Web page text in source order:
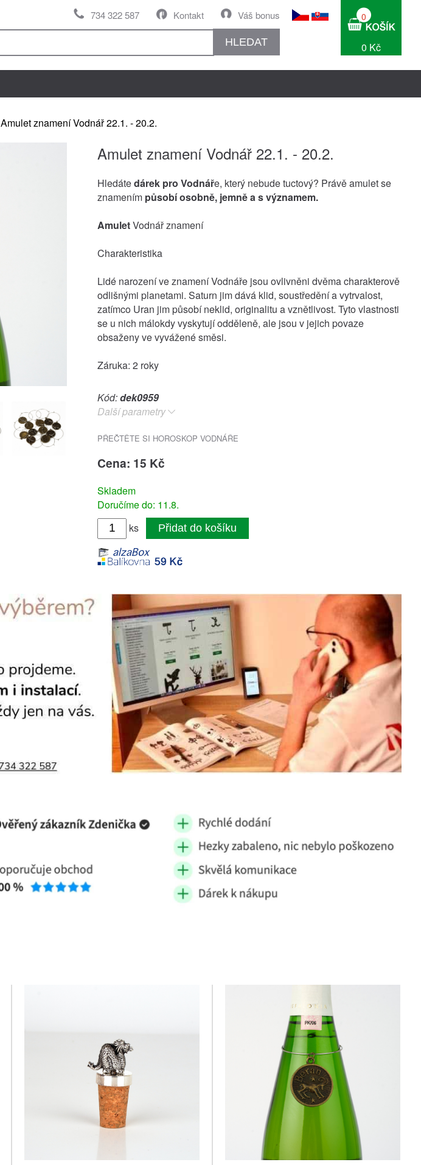
Váš bonus
Kontakt
734 322 587
HLEDAT
0
0 Kč
Amulet znamení Vodnář 22.1. - 20.2.
Amulet znamení Vodnář 22.1. - 20.2.
Hledátedárek pro Vodnáře, který nebude tuctový? Právě amulet se
znamením působí osobně, jemně a s významem.
AmuletVodnář znamení
Charakteristika
Lidé narození ve znamení Vodnáře jsou ovlivněni dvěma charakterově
odlišnými planetami. Saturn jim dává klid, soustředění a vytrvalost,
zatímco Uran jim působí neklid, originalitu a vznětlivost. Tyto vlastnosti
se u nich málokdy vyskytují odděleně, ale jsou v jejich povaze
obsaženy ve vyvážené směsi.
Záruka: 2 roky
Kód:dek0959
Další parametry
PŘEČTĚTE SI HOROSKOP VODNÁŘE
Cena: 15 Kč
Skladem
Doručíme do: 11.8.
ks
Přidat do košíku